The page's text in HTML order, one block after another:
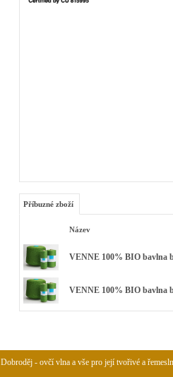
Příbuzné zboží
Název
VENNE 100% BIO bavlna
VENNE 100% BIO bavlna
Dobroděj - ovčí vlna a vše pro její tvořivé a